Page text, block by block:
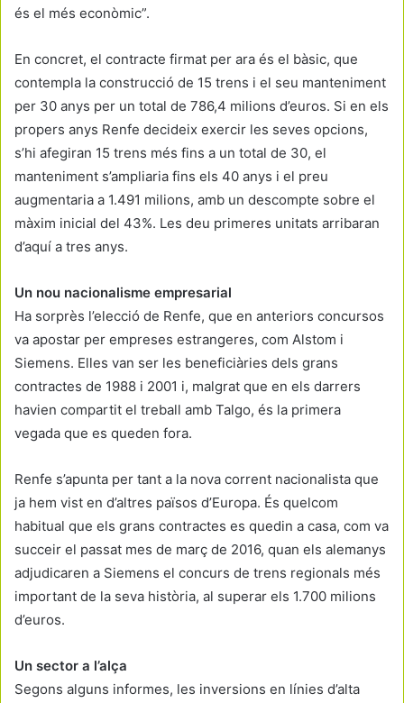
és el més econòmic”.
En concret, el contracte firmat per ara és el bàsic, que
contempla la construcció de 15 trens i el seu manteniment
per 30 anys per un total de 786,4 milions d’euros. Si en els
propers anys Renfe decideix exercir les seves opcions,
s’hi afegiran 15 trens més fins a un total de 30, el
manteniment s’ampliaria fins els 40 anys i el preu
augmentaria a 1.491 milions, amb un descompte sobre el
màxim inicial del 43%. Les deu primeres unitats arribaran
d’aquí a tres anys.
Un nou nacionalisme empresarial
Ha sorprès l’elecció de Renfe, que en anteriors concursos
va apostar per empreses estrangeres, com Alstom i
Siemens. Elles van ser les beneficiàries dels grans
contractes de 1988 i 2001 i, malgrat que en els darrers
havien compartit el treball amb Talgo, és la primera
vegada que es queden fora.
Renfe s’apunta per tant a la nova corrent nacionalista que
ja hem vist en d’altres països d’Europa. És quelcom
habitual que els grans contractes es quedin a casa, com va
succeir el passat mes de març de 2016, quan els alemanys
adjudicaren a Siemens el concurs de trens regionals més
important de la seva història, al superar els 1.700 milions
d’euros.
Un sector a l’alça
Segons alguns informes, les inversions en línies d’alta